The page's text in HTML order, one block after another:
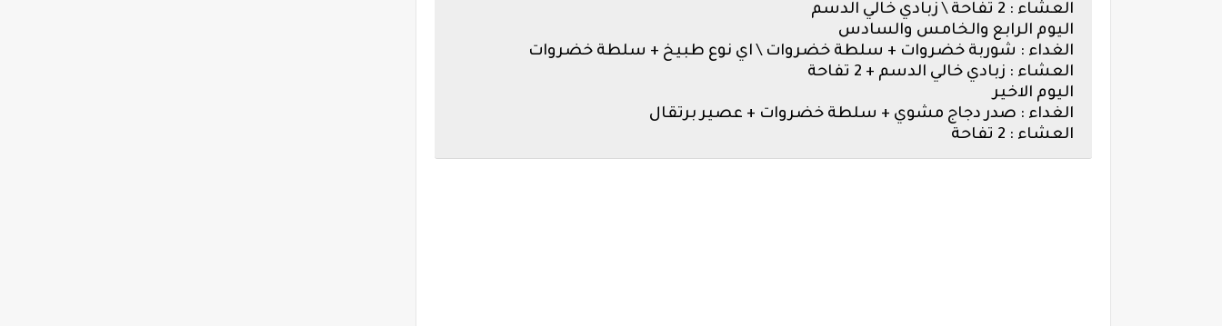
العشاء : 2 تفاحة \ زبادي خالي الدسم
اليوم الرابع والخامس والسادس
الغداء : شوربة خضروات + سلطة خضروات \ اي نوع طبيخ + سلطة خضروات
العشاء : زبادي خالي الدسم + 2 تفاحة
اليوم الاخير
الغداء : صدر دجاج مشوي + سلطة خضروات + عصير برتقال
العشاء : 2 تفاحة